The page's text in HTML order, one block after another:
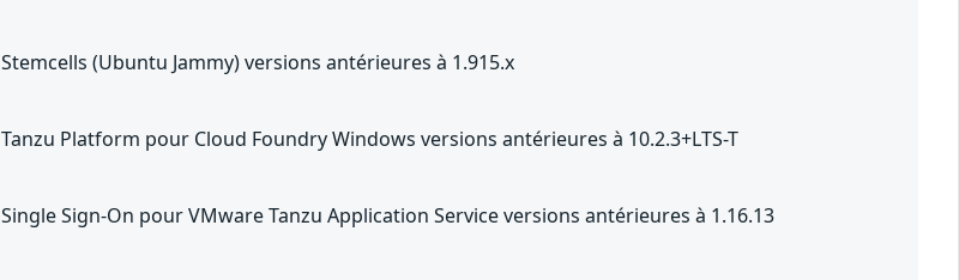
Stemcells (Ubuntu Jammy) versions antérieures à 1.915.x
Tanzu Platform pour Cloud Foundry Windows versions antérieures à 10.2.3+LTS-T
Single Sign-On pour VMware Tanzu Application Service versions antérieures à 1.16.13